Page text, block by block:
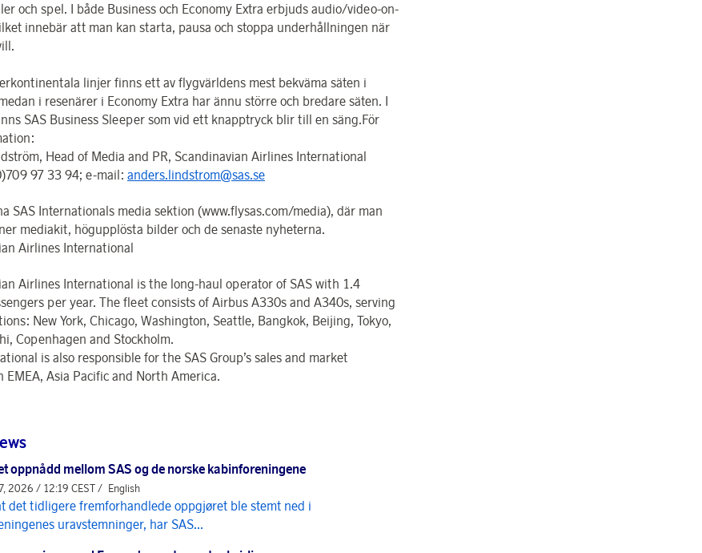
och spel. I både Business och Economy Extra erbjuds audio/video-on-
innebär att man kan starta, pausa och stoppa underhållningen när
linjer finns ett av flygvärldens mest bekväma säten i
i resenärer i Economy Extra har ännu större och bredare säten. I
SAS Business Sleeper som vid ett knapptryck blir till en säng.För
Head of Media and PR, Scandinavian Airlines International
97 33 94; e-mail: anders.lindstrom@sas.se
SAS Internationals media sektion (www.flysas.com/media), där man
mediakit, högupplösta bilder och de senaste nyheterna.
Airlines International
Airlines International is the long-haul operator of SAS with 1.4
per year. The fleet consists of Airbus A330s and A340s, serving
New York, Chicago, Washington, Seattle, Bangkok, Beijing, Tokyo,
Copenhagen and Stockholm.
is also responsible for the SAS Group’s sales and market
EMEA, Asia Pacific and North America.
oppnådd mellom SAS og de norske kabinforeningene
2026 / 12:19 CEST / English
det tidligere fremforhandlede oppgjøret ble stemt ned i
uravstemninger, har SAS...